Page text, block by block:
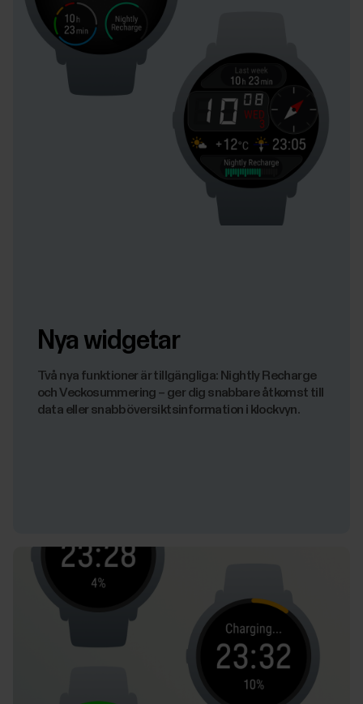
Nya widgetar
Två nya funktioner är tillgängliga: Nightly Recharge
och Veckosummering – ger dig snabbare åtkomst till
data eller snabb översiktsinformation i klockvyn.